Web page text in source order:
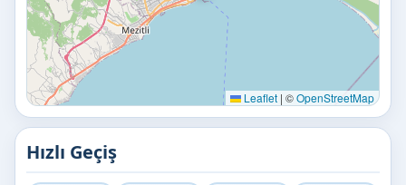
Leaflet | ©OpenStreetMap
Hızlı Geçiş